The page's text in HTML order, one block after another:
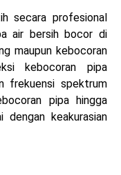
secara profesional
air bersih bocor di
maupun kebocoran
kebocoran pipa
frekuensi spektrum
pipa hingga
keakurasian